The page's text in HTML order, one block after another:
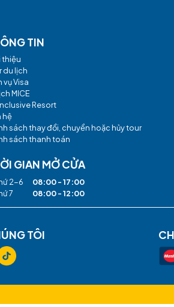
danh là một trong những
kế tiếp này chỉ phù hợp với
1 nhân viên y tế. Mỗi đoàn đi tối
Chưa